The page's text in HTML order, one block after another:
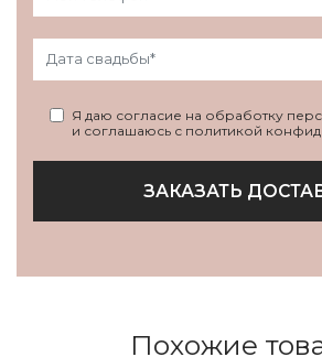
Я даю согласие на обработку
и соглашаюсь с политикой
ЗАКАЗАТЬ
Похожие